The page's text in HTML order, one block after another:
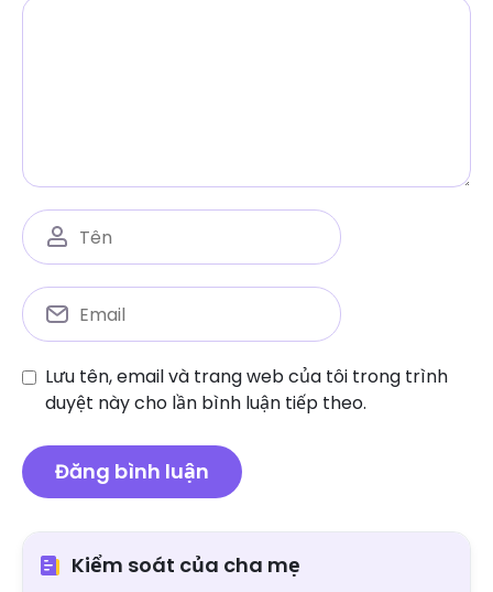
Lưu tên, email và trang web của tôi trong trình
duyệt này cho lần bình luận tiếp theo.
Kiểm soát của cha mẹ